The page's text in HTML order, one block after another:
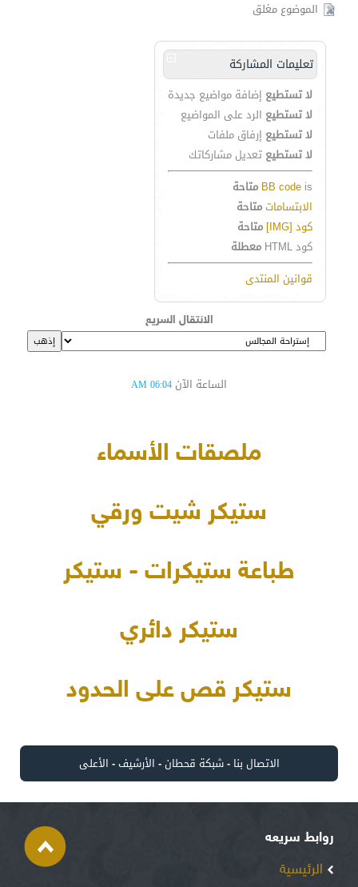
الموضوع مغلق
تعليمات المشاركة
لا تستطيع إضافة مواضيع جديدة
لا تستطيع الرد على المواضيع
لا تستطيع إرفاق ملفات
لا تستطيع تعديل مشاركاتك
BB code is
متاحة
الابتساماتمتاحة
كود [IMG]
متاحة
كود HTML
معطلة
قوانين المنتدى
الانتقال السريع
الساعة الآن 06:04 AM
ملصقات الأسماء
ستيكر شيت ورقي
طباعة ستيكرات - ستيكر
ستيكر دائري
ستيكر قص على الحدود
الاتصال بنا -شبكة قحطان- الأرشيف- الأعلى
روابط سريعه
الرئيسية